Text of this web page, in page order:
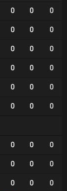
0 0 0
0 0 0
0 0 0
0 0 0
0 0 0
0 0 0
0 0 0
0 0 0
0 0
0